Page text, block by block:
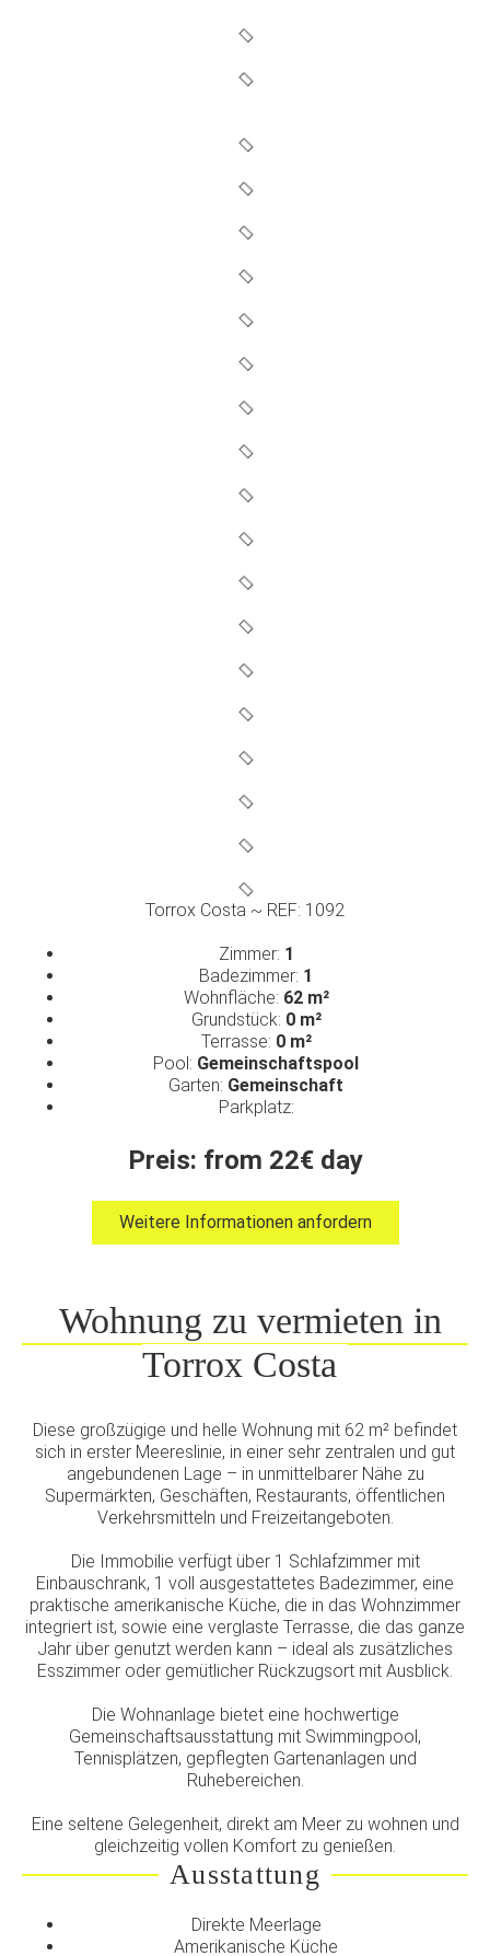
Torrox Costa ~ REF: 1092
Zimmer: 1
Badezimmer: 1
Wohnfläche: 62 m²
Grundstück: 0 m²
Terrasse: 0 m²
Pool: Gemeinschaftspool
Garten: Gemeinschaft
Parkplatz:
Preis: from 22€ day
Weitere Informationen anfordern
Wohnung zu vermieten in
Torrox Costa
Diese großzügige und helle Wohnung mit 62 m² befindet
sich in erster Meereslinie, in einer sehr zentralen und gut
angebundenen Lage – in unmittelbarer Nähe zu
Supermärkten, Geschäften, Restaurants, öffentlichen
Verkehrsmitteln und Freizeitangeboten.
Die Immobilie verfügt über 1 Schlafzimmer mit
Einbauschrank, 1 voll ausgestattetes Badezimmer, eine
praktische amerikanische Küche, die in das Wohnzimmer
integriert ist, sowie eine verglaste Terrasse, die das ganze
Jahr über genutzt werden kann – ideal als zusätzliches
Esszimmer oder gemütlicher Rückzugsort mit Ausblick.
Die Wohnanlage bietet eine hochwertige
Gemeinschaftsausstattung mit Swimmingpool,
Tennisplätzen, gepflegten Gartenanlagen und
Ruhebereichen.
Eine seltene Gelegenheit, direkt am Meer zu wohnen und
gleichzeitig vollen Komfort zu genießen.
Ausstattung
Direkte Meerlage
Amerikanische Küche